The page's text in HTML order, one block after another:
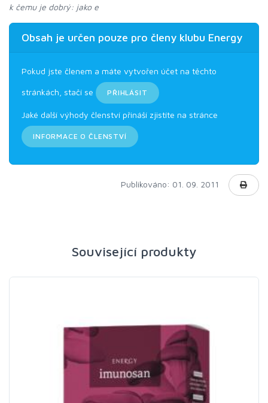
k čemu je dobrý: jako e
Obsah je určen pouze pro členy klubu Energy
Pokud jste členem a máte vytvořen účet na těchto
stránkách, stačí se PŘIHLÁSIT
Jaké další výhody členství přináší zjistíte na stránce
INFORMACE O ČLENSTVÍ
Publikováno: 01. 09. 2011
Související produkty